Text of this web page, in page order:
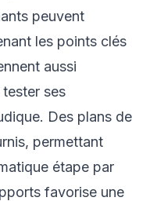
peuvent
les points clés
aussi
ses
Des plans de
permettant
étape par
favorise une